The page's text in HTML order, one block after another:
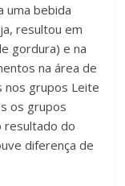
uma bebida
resultou em
gordura) e na
na área de
nos grupos Leite
os grupos
resultado do
diferença de